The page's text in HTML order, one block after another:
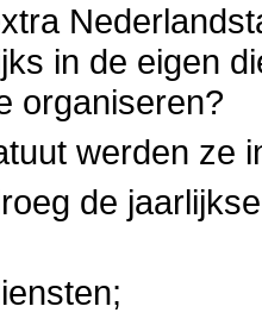
in de eigen
organiseren?
werden ze
de